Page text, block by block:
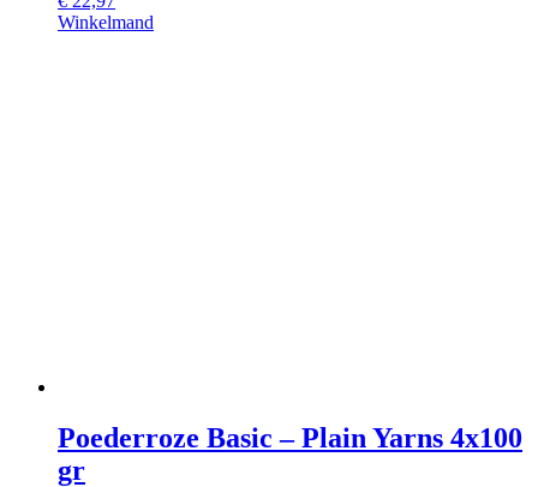
Winkelmand
Poederroze Basic – Plain Yarns 4x100
gr